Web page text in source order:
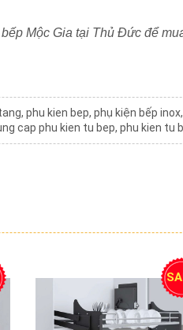
Mộc Gia tại Thủ Đức để
, phu kien bep, phụ kiện bếp inox,
cap phu kien tu bep, phu kien tu